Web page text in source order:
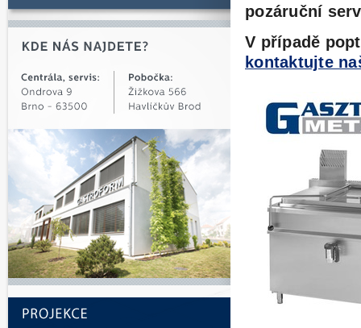
pozáruční
V případě
kontaktujte